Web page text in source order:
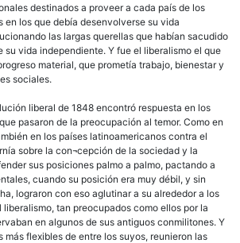
destinados a proveer a cada país de los
en los que debía desenvolverse su vida
las largas querellas que habían sacudido
su vida independiente. Y fue el liberalismo el que
material, que prometía trabajo, bienestar y
sociales.
liberal de 1848 encontró respuesta en los
pasaron de la preocupación al temor. Como en
en los países latinoamericanos contra el
sobre la con¬cepción de la sociedad y la
sus posiciones palmo a palmo, pactando a
cuando su posición era muy débil, y sin
lograron con eso aglutinar a su alrededor a los
tan preocupados como ellos por la
en algunos de sus antiguos conmilitones. Y
más flexibles de entre los suyos, reunieron las